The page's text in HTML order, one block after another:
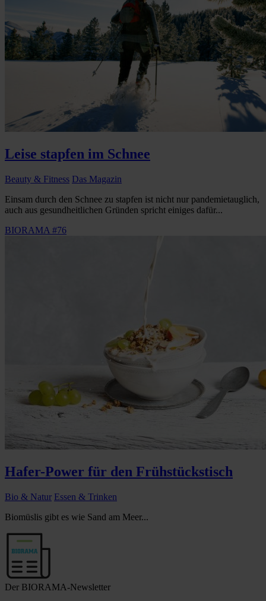
Leise stapfen im Schnee
Beauty & Fitness Das Magazin
Einsam durch den Schnee zu stapfen ist nicht nur pandemietauglich,
auch aus gesundheitlichen Gründen spricht einiges dafür...
BIORAMA #76
Hafer-Power für den Frühstückstisch
Bio & Natur Essen & Trinken
Biomüslis gibt es wie Sand am Meer...
Der BIORAMA-Newsletter